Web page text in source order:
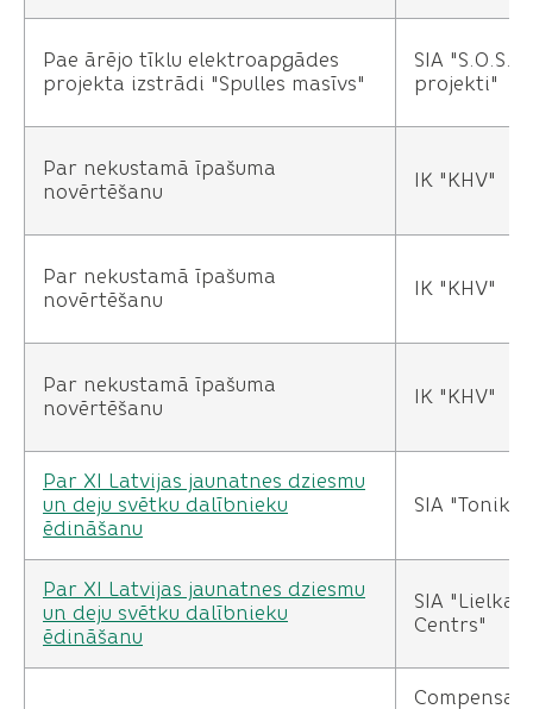
Pae ārējo tīklu elektroapgādes
projekta izstrādi "Spulles masīvs"
SIA "S.O.S.
projekti"
Par nekustamā īpašuma
novērtēšanu
IK "KHV"
Par nekustamā īpašuma
novērtēšanu
IK "KHV"
Par nekustamā īpašuma
novērtēšanu
IK "KHV"
Par XI Latvijas jaunatnes dziesmu
un deju svētku dalībnieku
ēdināšanu
SIA "Tonika
Par XI Latvijas jaunatnes dziesmu
un deju svētku dalībnieku
ēdināšanu
SIA
Centrs"
Compensa